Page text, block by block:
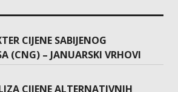
CIJENE SABIJENOG
(CNG) – JANUARSKI VRHOVI
CIJENE ALTERNATIVNIH